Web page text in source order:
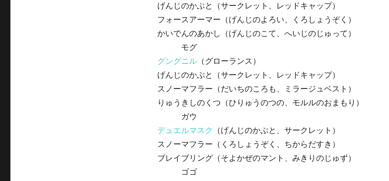
げんじのかぶと（サークレット、レッドキャップ）
フォースアーマー（げんじのよろい、くろしょうぞく）
かいでんのあかし（げんじのこて、へいじのじゅって）
モグ
グングニル（グローランス）
げんじのかぶと（サークレット、レッドキャップ）
スノーマフラー（だいちのころも、ミラージュベスト）
りゅうきしのくつ（ひりゅうのつの、モルルのおまもり）
ガウ
デュエルマスク
（げんじのかぶと、サークレット）
スノーマフラー（くろしょうぞく、ちからだすき）
ブレイブリング（そよかぜのマント、みきりのじゅず）
ゴゴ